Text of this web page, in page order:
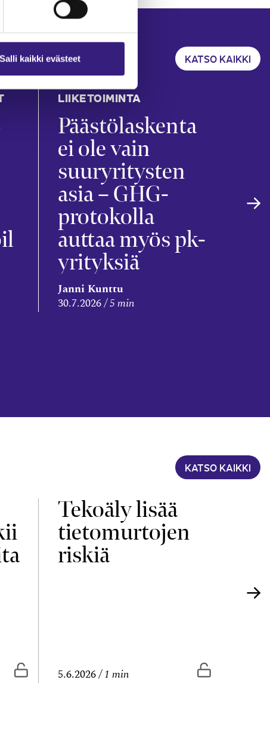
Salli kaikki evästeet KATSO KAIKKI
LIIKETOIMINTA
Päästölaskenta
ei ole vain
suuryritysten
asia – GHG-
protokolla
auttaa myös pk-
yrityksiä
Janni Kunttu
30.7.2026 5 min
s
KATSO KAIKKI
Vapaasti luettavissa
Tekoäly lisää
tietomurtojen
riskiä
5.6.2026 1 min